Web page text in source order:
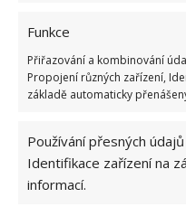
Funkce
Přiřazování a kombinování
Propojení různých zařízení,
základě automaticky
Používání přesných
Identifikace zařízení na
informací.
Tyto rostliny
7.8.2026
nenáročné a
7.8.2026